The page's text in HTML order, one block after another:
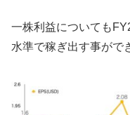
一株利益についても
水準で稼ぎ出す事がで